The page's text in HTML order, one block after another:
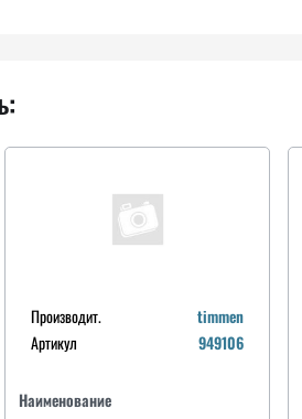
Производит.
timmen
Артикул
949106
Наименование